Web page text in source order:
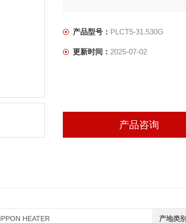
产品型号： PLCT5-31.530G
更新时间： 2025-07-02
产品咨询
HEATER 产地类别